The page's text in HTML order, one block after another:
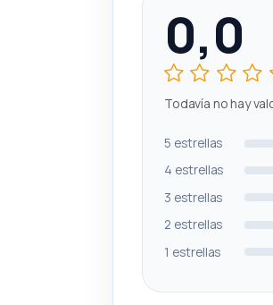
0,0
Todavía no hay
5 estrellas
4 estrellas
3 estrellas
2 estrellas
1 estrellas